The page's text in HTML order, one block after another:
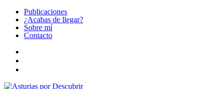
Publicaciones
¿Acabas de llegar?
Sobre mí
Contacto